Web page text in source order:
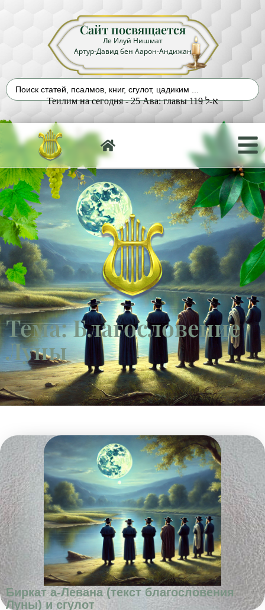
Сайт посвящается
Ле Илуй Нишмат
Артур-Давид бен Аарон-Андижан
Теилим на сегодня - 25 Ава: главы 119 א-ל
Тема: Благословение
Луны
Биркат а-Левана (текст благословения
Луны) и сгулот